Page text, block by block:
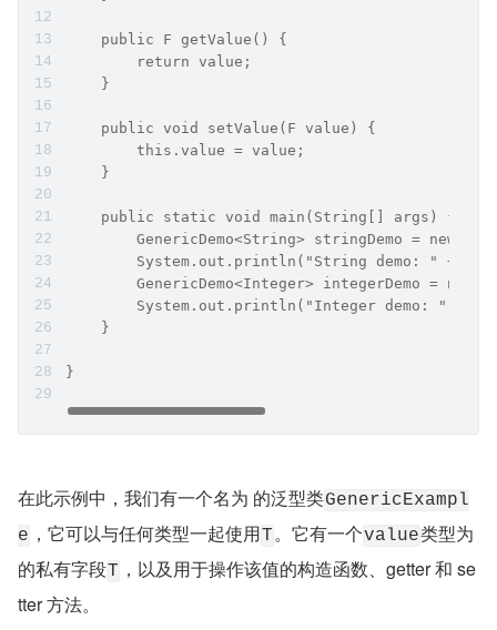
    public F getValue() {
        return value;
    }
    public void setValue(F value) {
        this.value = value;
    }
    public static void main(String[] args) {
GenericDemo<String> stringDemo = new
System.out.println("String demo: " +
GenericDemo<Integer> integerDemo = new
System.out.println("Integer demo: " +
    }
}
在此示例中，我们有一个名为 的泛型类GenericExampl
e ，它可以与任何类型一起使用T。它有一个value类型为
的私有字段T ，以及用于操作该值的构造函数、getter 和 se
tter 方法。